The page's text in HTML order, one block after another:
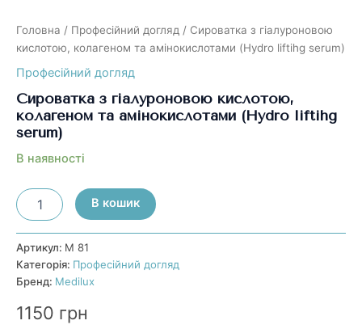
Головна / Професійний догляд / Сироватка з гіалуроновою
кислотою, колагеном та амінокислотами (Hydro liftihg serum)
Професійний догляд
Сироватка з гіалуроновою кислотою,
колагеном та амінокислотами (Hydro liftihg
serum)
В наявності
Сироватка
з
кислотою,
колагеном
та
амінокислотами
(Hydro
liftihg
В кошик
Артикул: М 81
Категорія: Професійний догляд
Бренд: Medilux
1150 грн